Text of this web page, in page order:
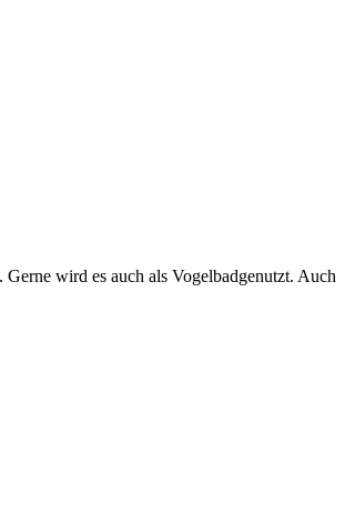
wird es auch als Vogelbadgenutzt. Auch